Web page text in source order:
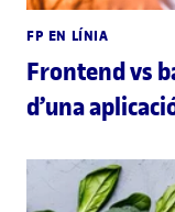
FP EN LÍNIA
Frontend vs
d’una